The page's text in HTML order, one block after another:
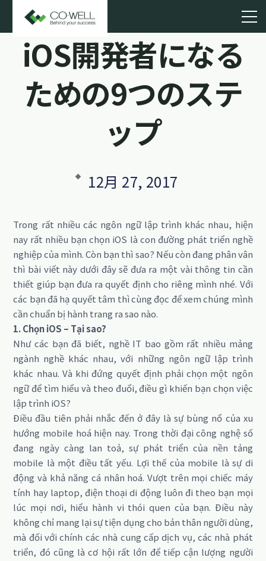
iOS開発者になる
ための9つのステ
ップ
12月 27, 2017
Trong rất nhiều các ngôn ngữ lập trình khác nhau, hiện
nay rất nhiều bạn chọn iOS là con đường phát triển nghề
nghiệp của mình. Còn bạn thì sao? Nếu còn đang phân vân
thì bài viết này dưới đây sẽ đưa ra một vài thông tin cần
thiết giúp bạn đưa ra quyết định cho riêng mình nhé. Với
các bạn đã hạ quyết tâm thì cùng đọc để xem chúng mình
cần chuẩn bị hành trang ra sao nào.
1. Chọn iOS – Tại sao?
Như các bạn đã biết, nghề IT bao gồm rất nhiều mảng
ngành nghề khác nhau, với những ngôn ngữ lập trình
khác nhau. Và khi đứng quyết định phải chọn một ngôn
ngữ để tìm hiểu và theo đuổi, điều gì khiến bạn chọn việc
lập trình iOS?
Điều đầu tiên phải nhắc đến ở đây là sự bùng nổ của xu
hướng mobile hoá hiện nay. Trong thời đại công nghệ số
đang ngày càng lan toả, sự phát triển của nền tảng
mobile là một điều tất yếu. Lợi thế của mobile là sự di
động và khả năng cá nhân hoá. Vượt trên mọi chiếc máy
tính hay laptop, điện thoại di động luôn đi theo bạn mọi
lúc mọi nơi, hiểu hành vi thói quen của bạn. Điều này
không chỉ mang lại sự tiện dụng cho bản thân người dùng,
mà đối với chính các nhà cung cấp dịch vụ, các nhà phát
triển, đó cũng là cơ hội rất lớn để tiếp cận lượng người